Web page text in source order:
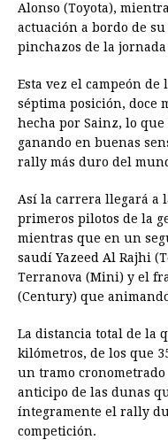
Alonso (Toyota),
actuación a bordo de
pinchazos de la
Esta vez el campeón de
séptima posición, doce
hecha por Sainz, lo
ganando en buenas
rally más duro del
Así la carrera llegará a
primeros pilotos de la
mientras que en un
saudí Yazeed Al Rajhi
Terranova (Mini) y el
(Century) que
La distancia total de la
kilómetros, de los que
un tramo
anticipo de las dunas
íntegramente el rally
competición.